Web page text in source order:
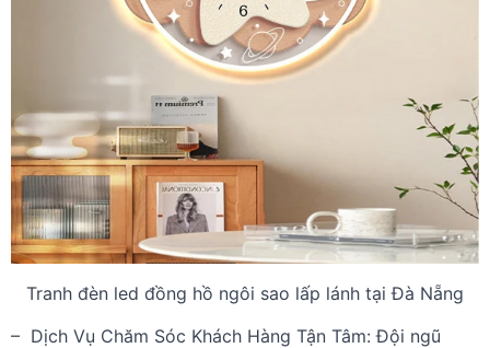
Tranh đèn led đồng hồ ngôi sao lấp lánh tại Đà Nẵng
– Dịch Vụ Chăm Sóc Khách Hàng Tận Tâm:Đội ngũ